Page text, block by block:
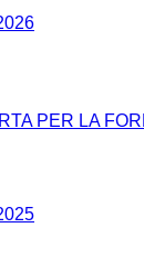
PER LA